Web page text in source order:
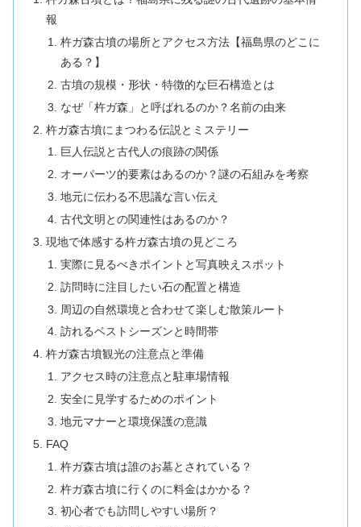
報
杵ガ森古墳の場所とアクセス方法【福島県のどこに
ある？】
古墳の規模・形状・特徴的な巨石構造とは
なぜ「杵ガ森」と呼ばれるのか？名前の由来
杵ガ森古墳にまつわる伝説とミステリー
巨人伝説と古代人の痕跡の関係
オーパーツ的要素はあるのか？謎の石組みを考察
地元に伝わる不思議な言い伝え
古代文明との関連性はあるのか？
現地で体感する杵ガ森古墳の見どころ
実際に見るべきポイントと写真映えスポット
訪問時に注目したい石の配置と構造
周辺の自然環境と合わせて楽しむ散策ルート
訪れるベストシーズンと時間帯
杵ガ森古墳観光の注意点と準備
アクセス時の注意点と駐車場情報
安全に見学するためのポイント
地元マナーと環境保護の意識
FAQ
杵ガ森古墳は誰のお墓とされている？
杵ガ森古墳に行くのに料金はかかる？
初心者でも訪問しやすい場所？